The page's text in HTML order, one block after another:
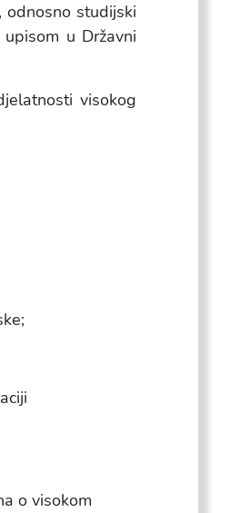
odnosno studijski
u Državni
visokog
o visokom